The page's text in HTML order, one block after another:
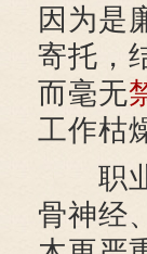
因为是
寄托，
而毫无
工作枯
职业
骨神经